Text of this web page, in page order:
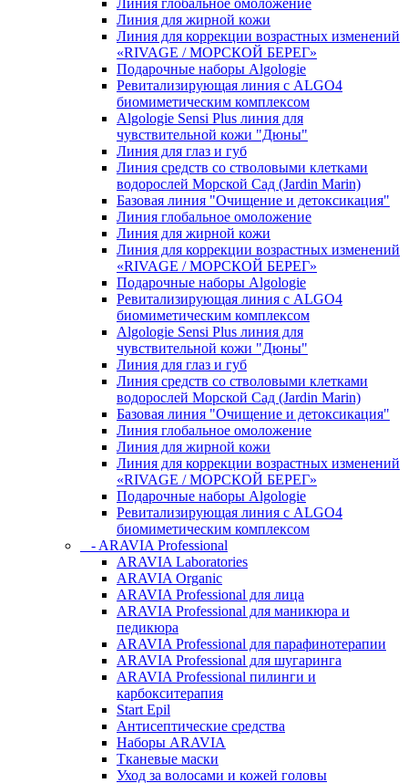
Линия глобальное омоложение
Линия для жирной кожи
Линия для коррекции возрастных изменений
«RIVAGE / МОРСКОЙ БЕРЕГ»
Подарочные наборы Algologie
Ревитализирующая линия с ALGO4
биомиметическим комплексом
Algologie Sensi Plus линия для
чувcтвительной кожи "Дюны"
Линия для глаз и губ
Линия средств со стволовыми клетками
водорослей Морской Сад (Jardin Marin)
Базовая линия "Очищение и детоксикация"
Линия глобальное омоложение
Линия для жирной кожи
Линия для коррекции возрастных изменений
«RIVAGE / МОРСКОЙ БЕРЕГ»
Подарочные наборы Algologie
Ревитализирующая линия с ALGO4
биомиметическим комплексом
Algologie Sensi Plus линия для
чувcтвительной кожи "Дюны"
Линия для глаз и губ
Линия средств со стволовыми клетками
водорослей Морской Сад (Jardin Marin)
Базовая линия "Очищение и детоксикация"
Линия глобальное омоложение
Линия для жирной кожи
Линия для коррекции возрастных изменений
«RIVAGE / МОРСКОЙ БЕРЕГ»
Подарочные наборы Algologie
Ревитализирующая линия с ALGO4
биомиметическим комплексом
- ARAVIA Professional
ARAVIA Laboratories
ARAVIA Organic
ARAVIA Professional для лица
ARAVIA Professional для маникюра и
педикюра
ARAVIA Professional для парафинотерапии
ARAVIA Professional для шугаринга
ARAVIA Professional пилинги и
карбокситерапия
Start Epil
Антисептические средства
Наборы ARAVIA
Тканевые маски
Уход за волосами и кожей головы